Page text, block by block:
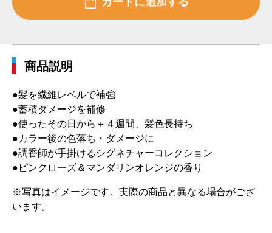
商品説明
●髪を繊維レベルで補強
●蓄積ダメージを補修
●使ったその日から＋４週間、髪色長持ち
●カラー後の色落ち・ダメージに
●調香師が手掛けるシグネチャーコレクション
●ピンクローズ＆マンダリンオレンジの香り
※写真はイメージです。実際の商品と異なる場合がござ
います。